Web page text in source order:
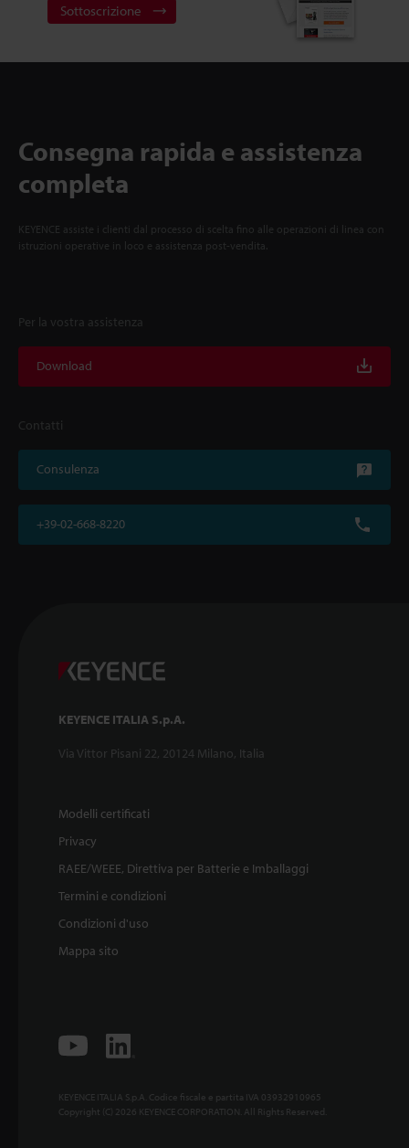
Sottoscrizione
Consegna rapida e assistenza
completa
KEYENCE assiste i clienti dal processo di scelta fino alle operazioni di linea con
istruzioni operative in loco e assistenza post-vendita.
Per la vostra assistenza
Download
Contatti
Consulenza
+39-02-668-8220
KEYENCE ITALIA S.p.A.
Via Vittor Pisani 22, 20124 Milano, Italia
Modelli certificati
Privacy
RAEE/WEEE, Direttiva per Batterie e Imballaggi
Termini e condizioni
Condizioni d'uso
Mappa sito
KEYENCE ITALIA S.p.A. Codice fiscale e partita IVA 03932910965
Copyright (C) 2026 KEYENCE CORPORATION. All Rights Reserved.